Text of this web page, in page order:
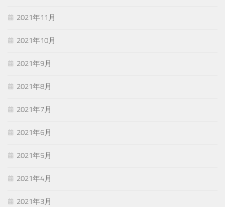
2021年11月
2021年10月
2021年9月
2021年8月
2021年7月
2021年6月
2021年5月
2021年4月
2021年3月